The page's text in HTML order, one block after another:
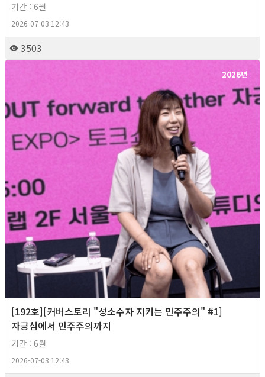
기간 : 6월
2026-07-03 12:43
3503
2026년
[192호][커버스토리 "성소수자 지키는 민주주의" #1]
자긍심에서 민주주의까지
기간 : 6월
2026-07-03 12:43